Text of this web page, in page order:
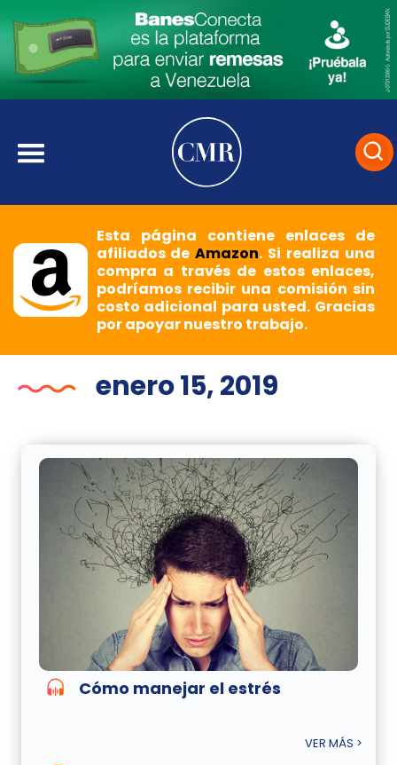
Esta página contiene enlaces de
afiliados deAmazon. Si realiza una
compra a través de estos enlaces,
podríamos recibir una comisión sin
costo adicional para usted. Gracias
por apoyar nuestro trabajo.
enero 15, 2019
Cómo manejar el estrés
VER MÁS >